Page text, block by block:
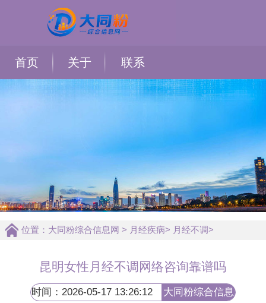
首页 关于 联系
位置： 大同粉综合信息网 > 月经疾病> 月经不调>
昆明女性月经不调网络咨询靠谱吗
时间：2026-05-17 13:26:12
大同粉综合信息